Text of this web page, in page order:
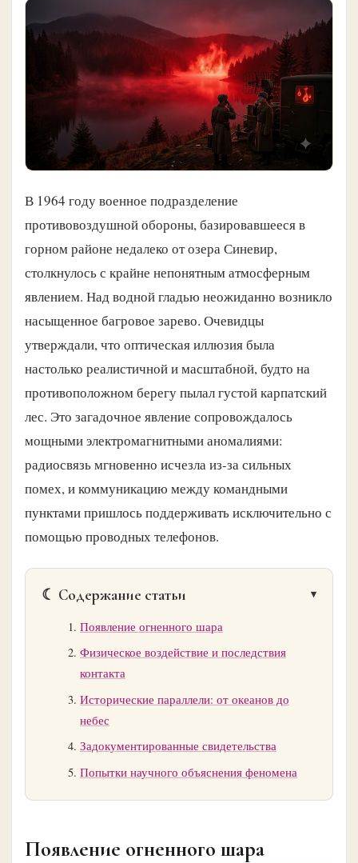
В 1964 году военное подразделение
противовоздушной обороны, базировавшееся в
горном районе недалеко от озера Синевир,
столкнулось с крайне непонятным атмосферным
явлением. Над водной гладью неожиданно возникло
насыщенное багровое зарево. Очевидцы
утверждали, что оптическая иллюзия была
настолько реалистичной и масштабной, будто на
противоположном берегу пылал густой карпатский
лес. Это загадочное явление сопровождалось
мощными электромагнитными аномалиями:
радиосвязь мгновенно исчезла из-за сильных
помех, и коммуникацию между командными
пунктами пришлось поддерживать исключительно с
помощью проводных телефонов.
☾ Содержание статьи
Появление огненного шара
Физическое воздействие и последствия
контакта
Исторические параллели: от океанов до
небес
Задокументированные свидетельства
Попытки научного объяснения феномена
Появление огненного шара